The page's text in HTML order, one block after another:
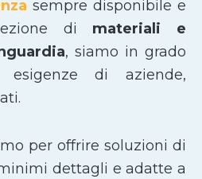
sempre disponibile e
di materiali e
, siamo in grado
di aziende,
per offrire soluzioni di
dettagli e adatte a